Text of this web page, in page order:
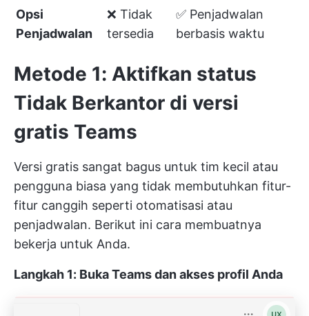
Opsi
Penjadwalan
❌ Tidak
tersedia
✅ Penjadwalan
berbasis waktu
Metode 1: Aktifkan status
Tidak Berkantor di versi
gratis Teams
Versi gratis sangat bagus untuk tim kecil atau
pengguna biasa yang tidak membutuhkan fitur-
fitur canggih seperti otomatisasi atau
penjadwalan. Berikut ini cara membuatnya
bekerja untuk Anda.
Langkah 1: Buka Teams dan akses profil Anda